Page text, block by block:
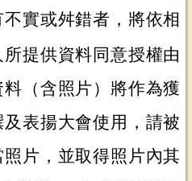
不實或舛錯者，將依相
所提供資料同意授權由
料（含照片）將作為獲
及表揚大會使用，請被
照片，並取得照片內其